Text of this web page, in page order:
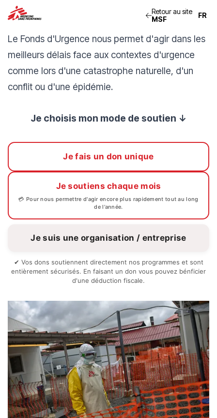
Retour au site
MSF
Le Fonds d'Urgence nous permet d'agir dans les
meilleurs délais face aux contextes d'urgence
comme lors d'une catastrophe naturelle, d'un
conflit ou d'une épidémie.
Je choisis mon mode de soutien ↓
Je fais un don unique
Je soutiens chaque mois
💳 Pour nous permettre d'agir encore plus rapidement tout au long
de l'année.
Je suis une organisation / entreprise
✔ Vos dons soutiennent directement nos programmes et sont
entièrement sécurisés. En faisant un don vous pouvez bénficier
d'une déduction fiscale.